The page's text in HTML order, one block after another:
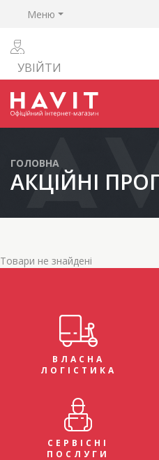
Меню
УВІЙТИ
ГОЛОВНА
АКЦІЙНІ
Товари не знайдені
ВЛАСНА
ЛОГІСТИКА
СЕРВІСНІ
ПОСЛУГИ